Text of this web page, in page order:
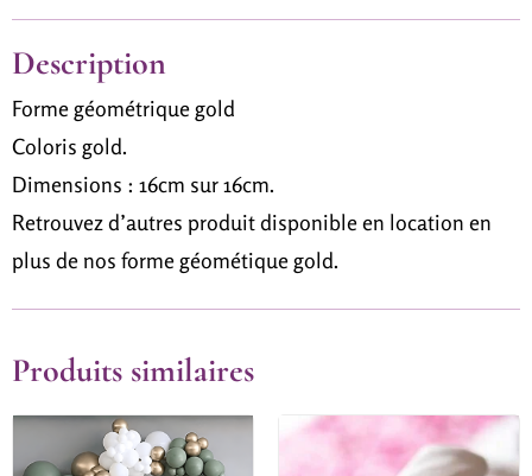
Description
Forme géométrique gold
Coloris gold.
Dimensions : 16cm sur 16cm.
Retrouvez d’autres produit disponible en location en
plus de nos forme géométique gold.
Produits similaires